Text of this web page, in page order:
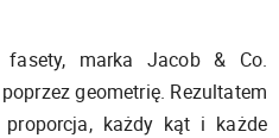
fasety, marka Jacob & Co.
geometrię. Rezultatem
każdy kąt i każde